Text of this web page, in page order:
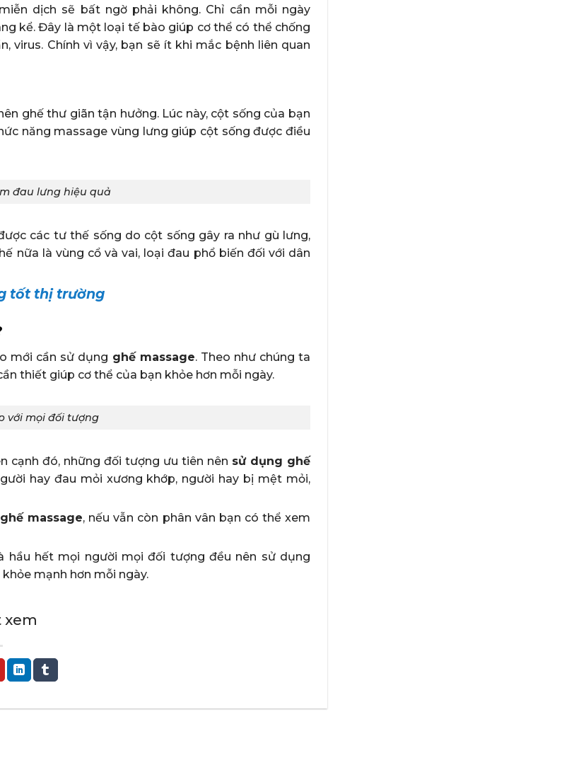
dịch sẽ bất ngờ phải không. Chỉ cần mỗi ngày
kể. Đây là một loại tế bào giúp cơ thể có thể chống
virus. Chính vì vậy, bạn sẽ ít khi mắc bệnh liên quan
ghế thư giãn tận hưởng. Lúc này, cột sống của bạn
năng massage vùng lưng giúp cột sống được điều
đau lưng hiệu quả
các tư thế sống do cột sống gây ra như gù lưng,
nữa là vùng cổ và vai, loại đau phổ biến đối với dân
tốt thị trường
mới cần sử dụng ghế massage. Theo như chúng ta
thiết giúp cơ thể của bạn khỏe hơn mỗi ngày.
với mọi đối tượng
cạnh đó, những đối tượng ưu tiên nên sử dụng ghế
hay đau mỏi xương khớp, người hay bị mệt mỏi,
ghế massage, nếu vẫn còn phân vân bạn có thể xem
hầu hết mọi người mọi đối tượng đều nên sử dụng
mạnh hơn mỗi ngày.